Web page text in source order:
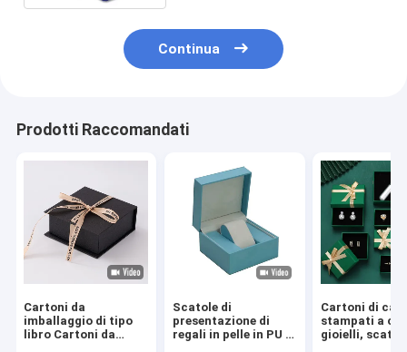
Continua
Prodotti Raccomandati
Cartoni da
imballaggio di tipo
libro Cartoni da
Scatole di
presentazione di
regali in pelle in PU in
Cartoni di
stampati a
gioielli,